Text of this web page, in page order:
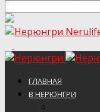
ГЛАВНАЯ
В НЕРЮНГРИ